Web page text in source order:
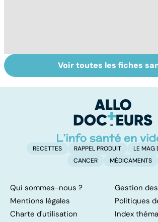
Faire du sport à
domicile, c'est
Don de
le pour
levée de
Voir toutes les fiches
RECETTES RAPPEL PRODUIT
LE MAG
CANCER
MÉDICAMENTS
Qui sommes-nous ?
Gestion
Mentions légales
Politiques
Charte d'utilisation
Index